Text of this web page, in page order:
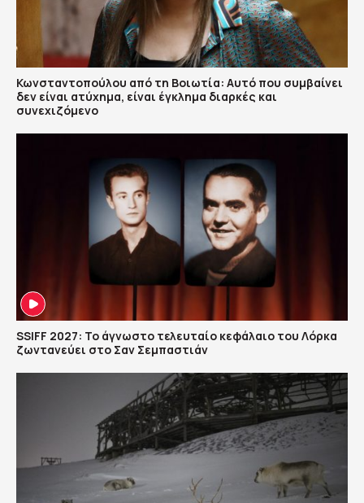
Κωνσταντοπούλου από τη Βοιωτία: Αυτό που συμβαίνει
δεν είναι ατύχημα, είναι έγκλημα διαρκές και
συνεχιζόμενο
SSIFF 2027: Το άγνωστο τελευταίο κεφάλαιο του Λόρκα
ζωντανεύει στο Σαν Σεμπαστιάν